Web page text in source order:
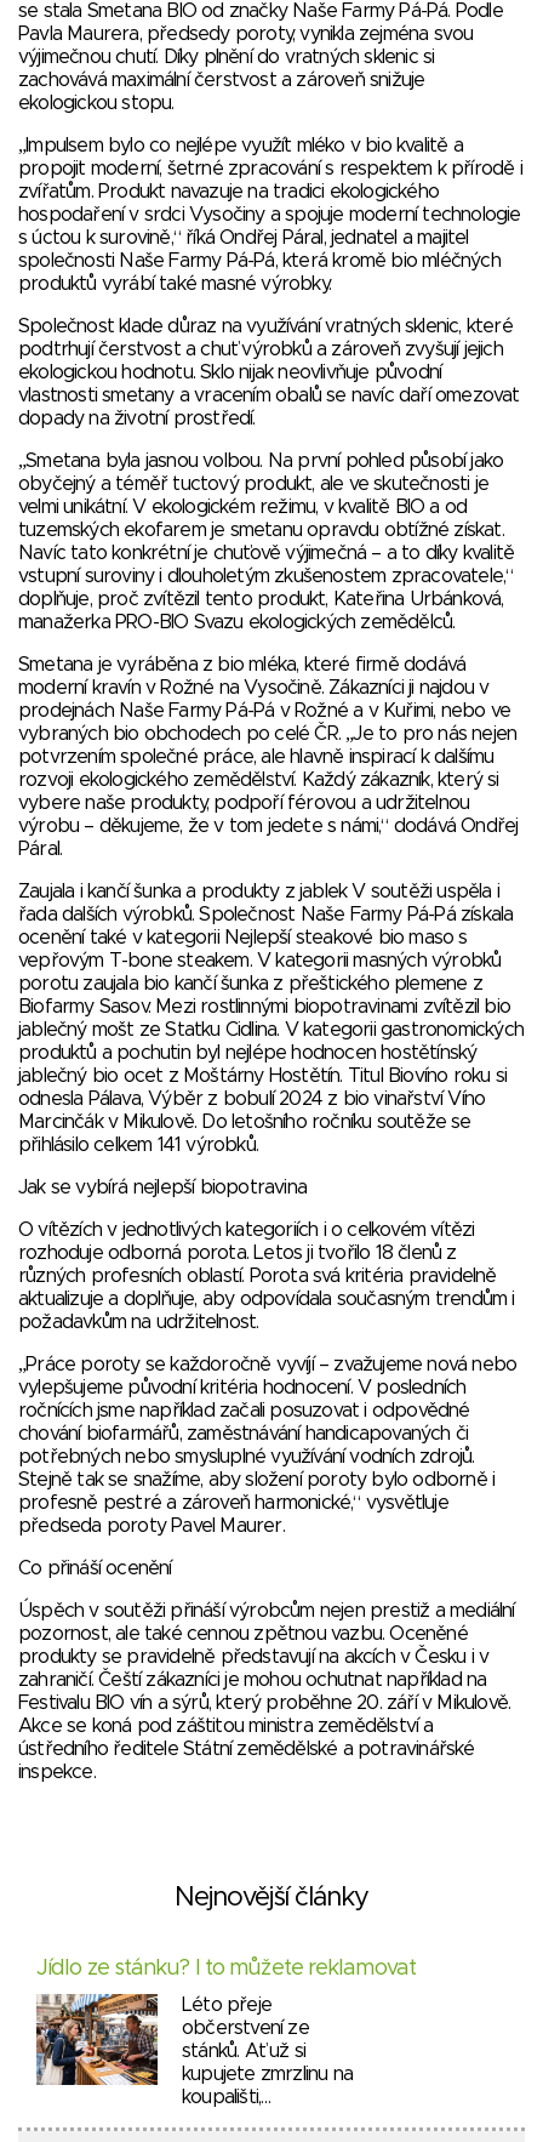
se stala Smetana BIO od značky Naše Farmy Pá-Pá. Podle
Pavla Maurera, předsedy poroty, vynikla zejména svou
výjimečnou chutí. Díky plnění do vratných sklenic si
zachovává maximální čerstvost a zároveň snižuje
ekologickou stopu.
„Impulsem bylo co nejlépe využít mléko v bio kvalitě a
propojit moderní, šetrné zpracování s respektem k přírodě i
zvířatům. Produkt navazuje na tradici ekologického
hospodaření v srdci Vysočiny a spojuje moderní technologie
s úctou k surovině,“ říká Ondřej Páral, jednatel a majitel
společnosti Naše Farmy Pá-Pá, která kromě bio mléčných
produktů vyrábí také masné výrobky.
Společnost klade důraz na využívání vratných sklenic, které
podtrhují čerstvost a chuť výrobků a zároveň zvyšují jejich
ekologickou hodnotu. Sklo nijak neovlivňuje původní
vlastnosti smetany a vracením obalů se navíc daří omezovat
dopady na životní prostředí.
„Smetana byla jasnou volbou. Na první pohled působí jako
obyčejný a téměř tuctový produkt, ale ve skutečnosti je
velmi unikátní. V ekologickém režimu, v kvalitě BIO a od
tuzemských ekofarem je smetanu opravdu obtížné získat.
Navíc tato konkrétní je chuťově výjimečná – a to díky kvalitě
vstupní suroviny i dlouholetým zkušenostem zpracovatele,“
doplňuje, proč zvítězil tento produkt, Kateřina Urbánková,
manažerka PRO-BIO Svazu ekologických zemědělců.
Smetana je vyráběna z bio mléka, které firmě dodává
moderní kravín v Rožné na Vysočině. Zákazníci ji najdou v
prodejnách Naše Farmy Pá-Pá v Rožné a v Kuřimi, nebo ve
vybraných bio obchodech po celé ČR. „Je to pro nás nejen
potvrzením společné práce, ale hlavně inspirací k dalšímu
rozvoji ekologického zemědělství. Každý zákazník, který si
vybere naše produkty, podpoří férovou a udržitelnou
výrobu – děkujeme, že v tom jedete s námi,“ dodává Ondřej
Páral.
Zaujala i kančí šunka a produkty z jablek V soutěži uspěla i
řada dalších výrobků. Společnost Naše Farmy Pá-Pá získala
ocenění také v kategorii Nejlepší steakové bio maso s
vepřovým T-bone steakem. V kategorii masných výrobků
porotu zaujala bio kančí šunka z přeštického plemene z
Biofarmy Sasov. Mezi rostlinnými biopotravinami zvítězil bio
jablečný mošt ze Statku Cidlina. V kategorii gastronomických
produktů a pochutin byl nejlépe hodnocen hostětínský
jablečný bio ocet z Moštárny Hostětín. Titul Biovíno roku si
odnesla Pálava, Výběr z bobulí 2024 z bio vinařství Víno
Marcinčák v Mikulově. Do letošního ročníku soutěže se
přihlásilo celkem 141 výrobků.
Jak se vybírá nejlepší biopotravina
O vítězích v jednotlivých kategoriích i o celkovém vítězi
rozhoduje odborná porota. Letos ji tvořilo 18 členů z
různých profesních oblastí. Porota svá kritéria pravidelně
aktualizuje a doplňuje, aby odpovídala současným trendům i
požadavkům na udržitelnost.
„Práce poroty se každoročně vyvíjí – zvažujeme nová nebo
vylepšujeme původní kritéria hodnocení. V posledních
ročnících jsme například začali posuzovat i odpovědné
chování biofarmářů, zaměstnávání handicapovaných či
potřebných nebo smysluplné využívání vodních zdrojů.
Stejně tak se snažíme, aby složení poroty bylo odborně i
profesně pestré a zároveň harmonické,“ vysvětluje
předseda poroty Pavel Maurer.
Co přináší ocenění
Úspěch v soutěži přináší výrobcům nejen prestiž a mediální
pozornost, ale také cennou zpětnou vazbu. Oceněné
produkty se pravidelně představují na akcích v Česku i v
zahraničí. Čeští zákazníci je mohou ochutnat například na
Festivalu BIO vín a sýrů, který proběhne 20. září v Mikulově.
Akce se koná pod záštitou ministra zemědělství a
ústředního ředitele Státní zemědělské a potravinářské
inspekce.
Nejnovější články
Jídlo ze stánku? I to můžete reklamovat
Léto přeje
občerstvení ze
stánků. Ať už si
kupujete zmrzlinu na
koupališti,…